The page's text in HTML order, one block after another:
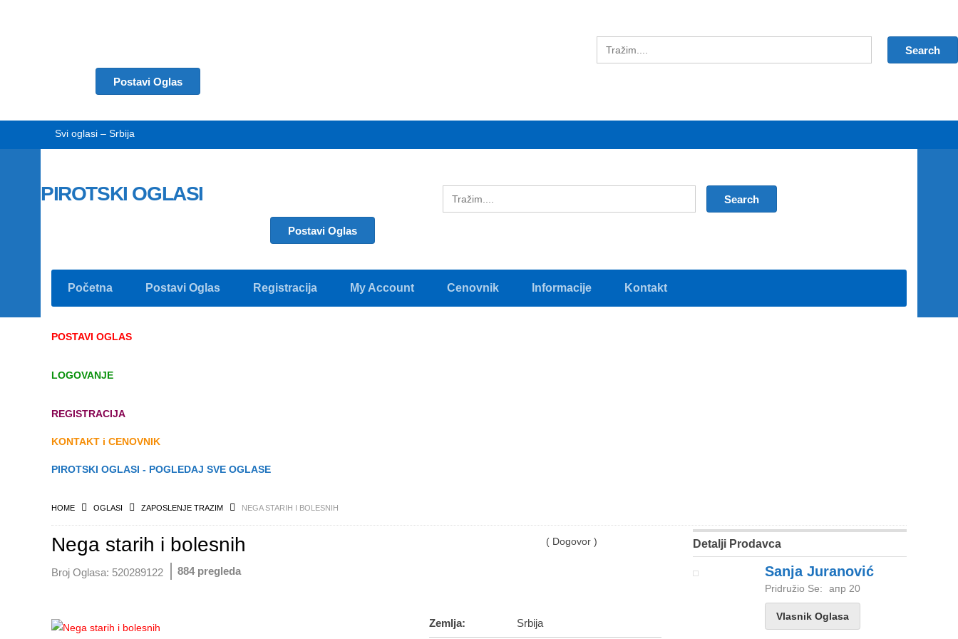
Postavi Oglas
Svi oglasi – Srbija
PIROTSKI OGLASI
Postavi Oglas
Početna Postavi Oglas Registracija My Account Cenovnik Informacije Kontakt
POSTAVI OGLAS
LOGOVANJE
REGISTRACIJA
KONTAKT i CENOVNIK
PIROTSKI OGLASI - POGLEDAJ SVE OGLASE
HOME OGLASI ZAPOSLENJE TRAZIM NEGA STARIH I BOLESNIH
Nega starih i bolesnih
Broj Oglasa: 520289122 884 pregleda
( Dogovor )
Zemlja: Srbija
Detalji Prodavca
Sanja Juranović
Pridružio Se: апр 20
Vlasnik Oglasa